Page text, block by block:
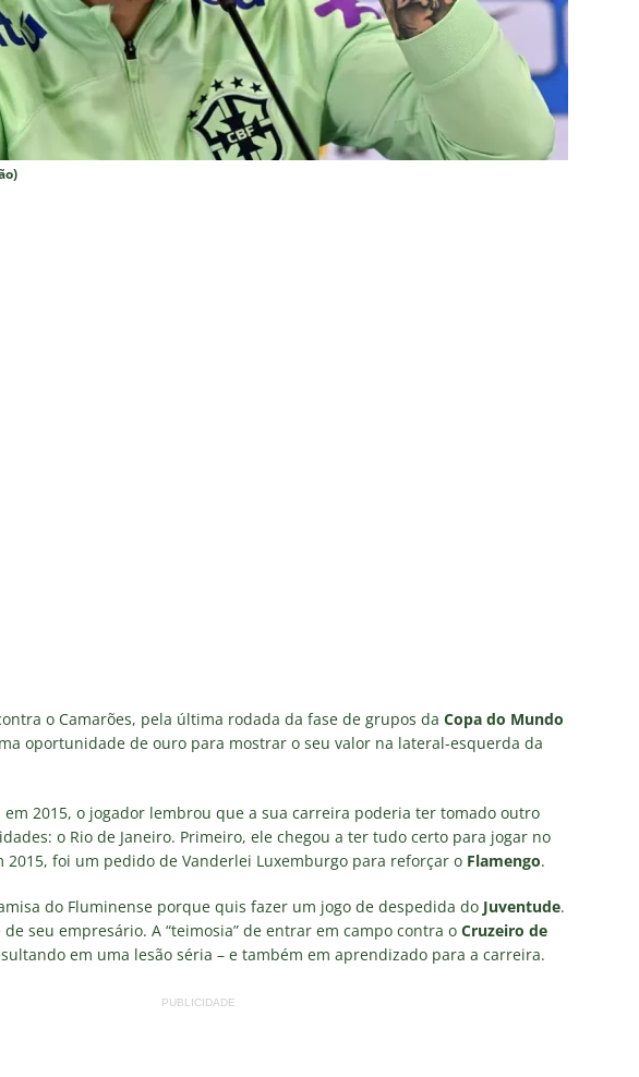
DICAS DE APOSTAS
de 2026 ] Após eliminação, torcedores do Fluminense detonam diretoria e pedem
de Zubeldía
NOTÍCIAS
de 2026 ]
John Kennedy vira grande preocupação no Fluminense; saiba a situação do
NOTÍCIAS
de 2026 ] Fluminense anuncia escalação para confronto decisivo contra o Vasco
do Brasil 2026
NOTÍCIAS
DICAS DE APOSTAS
o Camarões, pela última rodada da fase de grupos da Copa do Mundo
oportunidade de ouro para mostrar o seu valor na lateral-esquerda da
em 2015, o jogador lembrou que a sua carreira poderia ter tomado outro
o Rio de Janeiro. Primeiro, ele chegou a ter tudo certo para jogar no
2015, foi um pedido de Vanderlei Luxemburgo para reforçar o Flamengo.
do Fluminense porque quis fazer um jogo de despedida do Juventude.
seu empresário. A “teimosia” de entrar em campo contra o Cruzeiro de
em uma lesão séria – e também em aprendizado para a carreira.
PUBLICIDADE